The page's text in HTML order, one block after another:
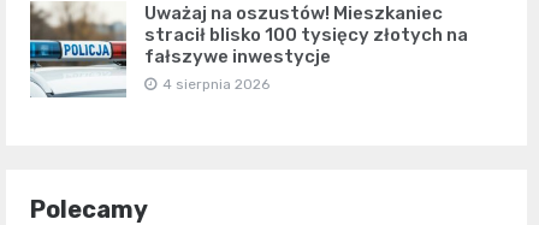
Uważaj na oszustów! Mieszkaniec
stracił blisko 100 tysięcy złotych na
fałszywe inwestycje
4 sierpnia 2026
Polecamy